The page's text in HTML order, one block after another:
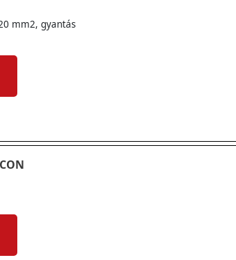
mm2, gyantás